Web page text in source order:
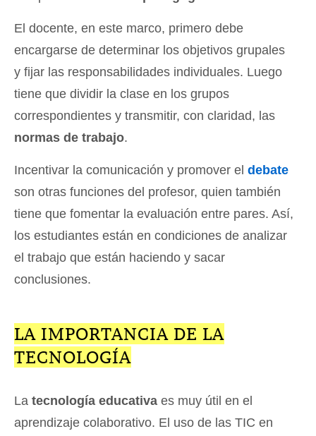
El docente, en este marco, primero debe
encargarse de determinar los objetivos grupales
y fijar las responsabilidades individuales. Luego
tiene que dividir la clase en los grupos
correspondientes y transmitir, con claridad, las
normas de trabajo.
Incentivar la comunicación y promover el debate
son otras funciones del profesor, quien también
tiene que fomentar la evaluación entre pares. Así,
los estudiantes están en condiciones de analizar
el trabajo que están haciendo y sacar
conclusiones.
LA IMPORTANCIA DE LA
TECNOLOGÍA
La tecnología educativa es muy útil en el
aprendizaje colaborativo. El uso de las TIC en